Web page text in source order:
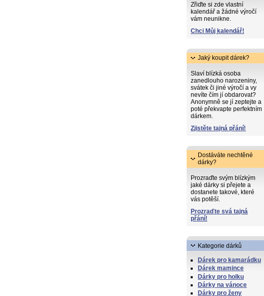
Zřiďte si zde vlastní
kalendář a žádné výročí
vám neunikne.
Chci Můj kalendář!
Jaký koupit dárek?
Slaví blízká osoba
zanedlouho narozeniny,
svátek či jiné výročí a vy
nevíte čím jí obdarovat?
Anonymně se jí zeptejte a
poté překvapte perfektním
dárkem.
Zjistěte tajná přání!
Dostáváte nechtěné
dárky?
Prozraďte svým blízkým
jaké dárky si přejete a
dostanete takové, které
vás potěší.
Prozraďte svá tajná
přání!
Kategorie dárků
Dárek pro kamarádku
Dárek mamince
Dárky pro holku
Dárky na vánoce
Dárky pro ženy